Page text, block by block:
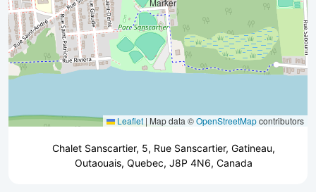
Leaflet | Map data ©OpenStreetMapcontributors
Chalet Sanscartier, 5, Rue Sanscartier, Gatineau,
Outaouais, Quebec, J8P 4N6, Canada